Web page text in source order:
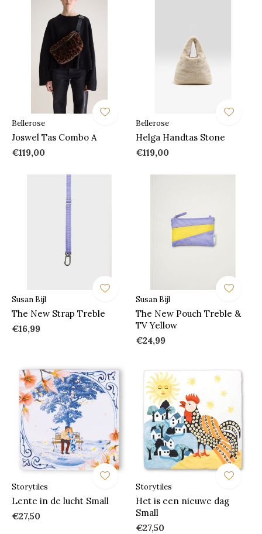
Bellerose
Joswel Tas Combo A
€119,00
Bellerose
Helga Handtas Stone
€119,00
Susan Bijl
The New Strap Treble
€16,99
Susan Bijl
The New Pouch Treble &
TV Yellow
€24,99
Storytiles
Lente in de lucht Small
€27,50
Storytiles
Het is een nieuwe dag
Small
€27,50